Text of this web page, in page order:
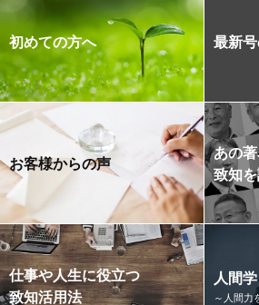
初めての方へ 最新
お客様からの声
あの
致知
仕事や人生に役立つ
致知活用法
人間
～人間力